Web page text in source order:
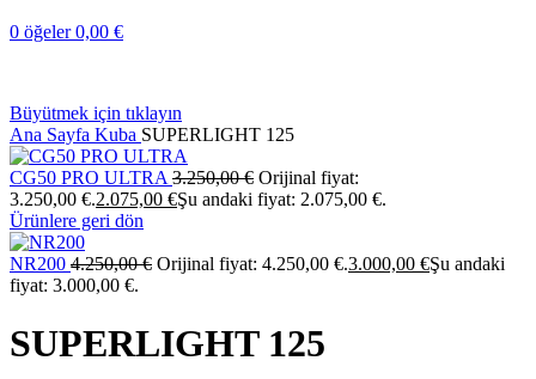
0 öğeler 0,00 €
Büyütmek için tıklayın
Ana Sayfa Kuba SUPERLIGHT 125
CG50 PRO ULTRA 3.250,00€ Orijinal fiyat:
3.250,00 €.2.075,00 €Şu andaki fiyat: 2.075,00 €.
Ürünlere geri dön
NR200 4.250,00€ Orijinal fiyat: 4.250,00 €.3.000,00 €Şu andaki
fiyat: 3.000,00 €.
SUPERLIGHT 125